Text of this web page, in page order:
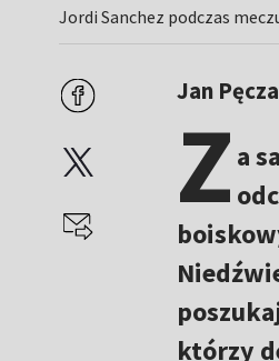
Jordi Sanchez podczas
Jan
Z a
którzy